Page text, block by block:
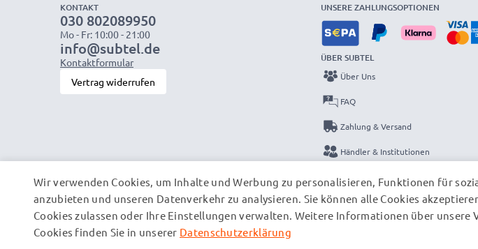
KONTAKT
030 802089950
Mo - Fr: 10:00 - 21:00
info@subtel.de
Kontaktformular
Vertrag widerrufen
UNSERE ZAHLUNGSOPTIONEN
ÜBER SUBTEL
Über Uns
FAQ
Zahlung & Versand
Händler & Institutionen
Kataloge
Kontakt
Wir verwenden Cookies, um Inhalte und Werbung zu personalisieren, Funktionen für
anzubieten und unseren Datenverkehr zu analysieren. Sie können alle Cookies
Cookies zulassen oder Ihre Einstellungen verwalten. Weitere Informationen über unsere
Cookies finden Sie in unserer Datenschutzerklärung